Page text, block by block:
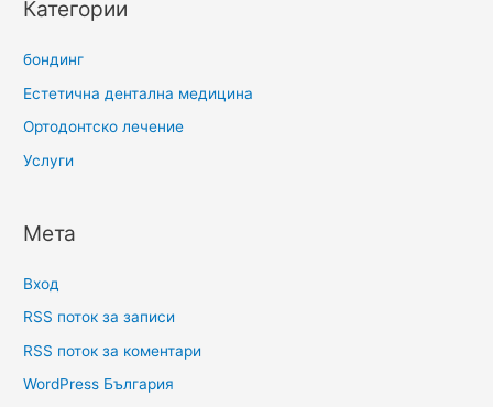
Категории
бондинг
Естетична дентална медицина
Ортодонтско лечение
Услуги
Мета
Вход
RSS поток за записи
RSS поток за коментари
WordPress България